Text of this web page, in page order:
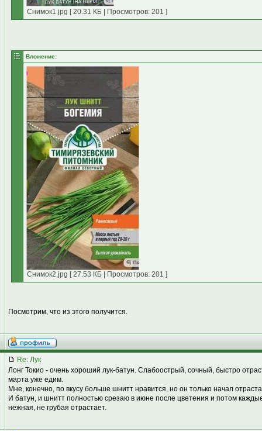
Снимок1.jpg [ 20.31 КБ | Просмотров: 201 ]
Вложение:
Снимок2.jpg [ 27.53 КБ | Просмотров: 201 ]
Посмотрим, что из этого получится.
Re: Лук
Лонг Токио - очень хороший лук-батун. Слабоострый, сочный, быстро
марта уже едим.
Мне, конечно, по вкусу больше шнитт нравится, но он только начал
И батун, и шнитт полностью срезаю в июне после цветения и потом
нежная, не грубая отрастает.